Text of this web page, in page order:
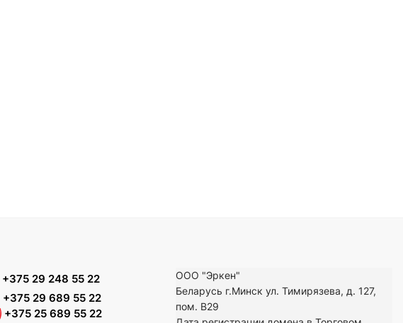
+375 29 248 55 22
+375 29 689 55 22
+375 25 689 55 22
ООО "Эркен"
Беларусь г.Минск ул. Тимирязева, д. 127,
пом. В29